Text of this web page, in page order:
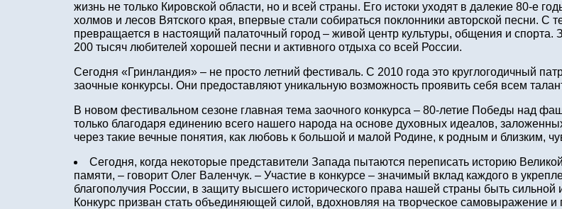
жизнь не только Кировской области, но и всей страны. Его истоки уходят в далекие 80-е
холмов и лесов Вятского края, впервые стали собираться поклонники авторской песни. С
превращается в настоящий палаточный город – живой центр культуры, общения и
200 тысяч любителей хорошей песни и активного отдыха со всей России.
Сегодня «Гринландия» – не просто летний фестиваль. С 2010 года это круглогодичный
заочные конкурсы. Они предоставляют уникальную возможность проявить себя всем
В новом фестивальном сезоне главная тема заочного конкурса – 80-летие Победы над
только благодаря единению всего нашего народа на основе духовных идеалов,
через такие вечные понятия, как любовь к большой и малой Родине, к родным и близким,
Сегодня, когда некоторые представители Запада пытаются переписать историю
памяти, – говорит Олег Валенчук. – Участие в конкурсе – значимый вклад каждого в
благополучия России, в защиту высшего исторического права нашей страны быть
Конкурс призван стать объединяющей силой, вдохновляя на творческое самовыражение